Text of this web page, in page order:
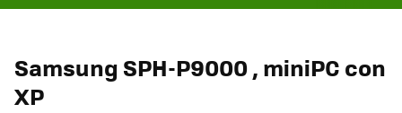
Samsung SPH-P9000 , miniPC con
XP